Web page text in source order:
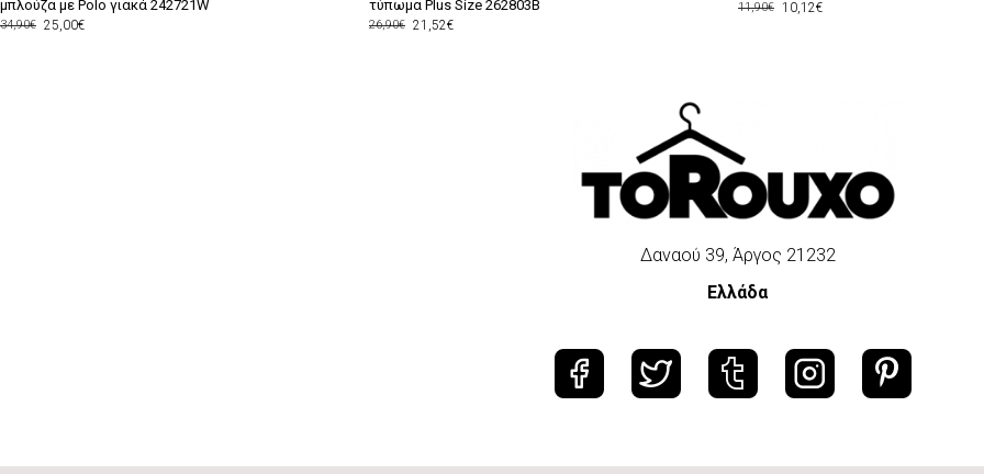
μπλούζα με Polo γιακά 242721W
25,00€
34,90€
τύπωμα Plus Size 262803B
21,52€
26,90€
10,12€
11,90€
Δαναού 39, Άργος 21232
Ελλάδα